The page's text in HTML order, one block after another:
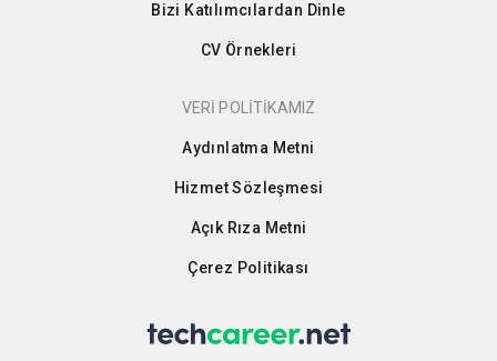
Bizi Katılımcılardan Dinle
CV Örnekleri
VERİ POLİTİKAMIZ
Aydınlatma Metni
Hizmet Sözleşmesi
Açık Rıza Metni
Çerez Politikası